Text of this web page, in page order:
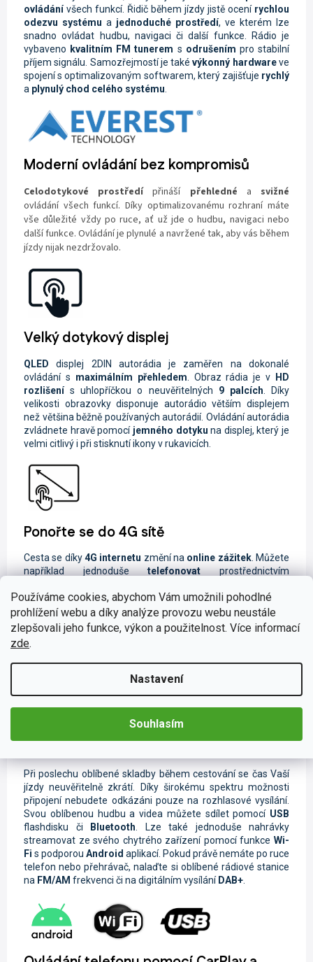
Používáme cookies, abychom Vám umožnili pohodlné
prohlížení webu a díky analýze provozu webu neustále
zlepšovali jeho funkce, výkon a použitelnost. Více informací
zde.
Nastavení
Souhlasím
ovládánívšech funkcí. Řidič během jízdy jistě ocení rychlou
odezvu systému a jednoduché prostředí, ve kterém lze
snadno ovládat hudbu, navigaci či další funkce. Rádio je
vybaveno kvalitním FM tunerem s odrušením pro stabilní
příjem signálu. Samozřejmostí je takévýkonný hardwareve
spojení s optimalizovaným softwarem, který zajišťuje rychlý
a plynulý chod celého systému.
Moderní ovládání bez kompromisů
Celodotykové prostředípřinášípřehledné a svižné
ovládání všech funkcí. Díky optimalizovanému rozhraní máte
vše důležité vždy po ruce, ať už jde o hudbu, navigaci nebo
další funkce. Ovládání je plynulé a navržené tak, aby vás během
jízdy nijak nezdržovalo.
Velký dotykový displej
QLEDdisplej
2DIN autorádia je zaměřen na dokonalé
ovládání s maximálním přehledem . Obraz rádia je v HD
rozlišenís uhlopříčkou o neuvěřitelných 9 palcích . Díky
velikosti obrazovky disponuje autorádio větším displejem
než většina běžně používaných autorádií. Ovládání autorádia
zvládnete hravě pomocí jemného dotyku na displej, který je
velmi citlivý i při stisknutí ikony v rukavicích.
Ponořte se do 4G sítě
Cesta se díky4G internetu změní na online zážitek. Můžete
například jednodušetelefonovatprostřednictvím
zprávy, které lze zadávathlasovými instrukcemi
Nesmíme zapomenout také naonline GPS navigaci, která
Vám ukážeaktuální dopravní situaci. Stačí vložit datovou
SIM kartu
4G modulu . O
postarají
místo Vašeho vozidla.
Při poslechu oblíbené skladby během cestování se čas Vaší
jízdy neuvěřitelně zkrátí. Díky širokému spektru možnosti
připojení nebudete odkázáni pouze na rozhlasové vysílání.
Svou oblíbenou hudbu a videa můžete sdílet pomocí USB
flashdisku či
Bluetooth . Lze také jednoduše nahrávky
streamovat ze svého chytrého zařízení pomocí funkce Wi-
Fi s podporou Android aplikací. Pokud právě nemáte po ruce
telefon nebo přehrávač, nalaďte si oblíbené rádiové stanice
na FM/AM frekvenci či na digitálním vysílání DAB+